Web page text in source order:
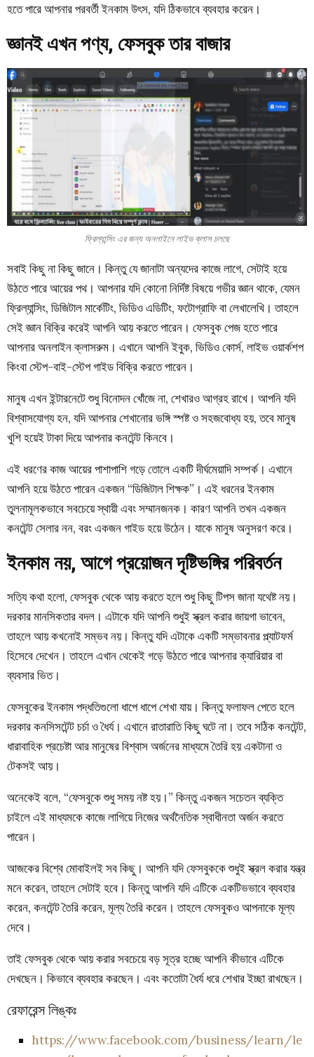
হতে পারে আপনার পরবর্তী ইনকাম উৎস, যদি ঠিকভাবে ব্যবহার করেন।
জ্ঞানই এখন পণ্য, ফেসবুক তার বাজার
ফ্রিল্যান্সিং এর জন্য অনলাইনে লাইভ ক্লাস চলছে
সবাই কিছু না কিছু জানে। কিন্তু যে জানাটা অন্যদের কাজে লাগে, সেটাই হয়ে
উঠতে পারে আয়ের পথ। আপনার যদি কোনো নির্দিষ্ট বিষয়ে গভীর জ্ঞান থাকে, যেমন
ফ্রিল্যান্সিং, ডিজিটাল মার্কেটিং, ভিডিও এডিটিং, ফটোগ্রাফি বা লেখালেখি। তাহলে
সেই জ্ঞান বিক্রি করেই আপনি আয় করতে পারেন। ফেসবুক পেজ হতে পারে
আপনার অনলাইন ক্লাসরুম। এখানে আপনি ইবুক, ভিডিও কোর্স, লাইভ ওয়ার্কশপ
কিংবা স্টেপ-বাই-স্টেপ গাইড বিক্রি করতে পারেন।
মানুষ এখন ইন্টারনেটে শুধু বিনোদন খোঁজে না, শেখারও আগ্রহ রাখে। আপনি যদি
বিশ্বাসযোগ্য হন, যদি আপনার শেখানোর ভঙ্গি স্পষ্ট ও সহজবোধ্য হয়, তবে মানুষ
খুশি হয়েই টাকা দিয়ে আপনার কনটেন্ট কিনবে।
এই ধরণের কাজ আয়ের পাশাপাশি গড়ে তোলে একটি দীর্ঘমেয়াদি সম্পর্ক। এখানে
আপনি হয়ে উঠতে পারেন একজন “ডিজিটাল শিক্ষক”। এই ধরনের ইনকাম
তুলনামূলকভাবে সবচেয়ে স্থায়ী এবং সম্মানজনক। কারণ আপনি তখন একজন
কনটেন্ট সেলার নন, বরং একজন গাইড হয়ে উঠেন। যাকে মানুষ অনুসরণ করে।
ইনকাম নয়, আগে প্রয়োজন দৃষ্টিভঙ্গির পরিবর্তন
সত্যি কথা হলো, ফেসবুক থেকে আয় করতে হলে শুধু কিছু টিপস জানা যথেষ্ট নয়।
দরকার মানসিকতার বদল। এটাকে যদি আপনি শুধুই স্ক্রল করার জায়গা ভাবেন,
তাহলে আয় কখনোই সম্ভব নয়। কিন্তু যদি এটাকে একটি সম্ভাবনার প্ল্যাটফর্ম
হিসেবে দেখেন। তাহলে এখান থেকেই গড়ে উঠতে পারে আপনার ক্যারিয়ার বা
ব্যবসার ভিত।
ফেসবুকের ইনকাম পদ্ধতিগুলো ধাপে ধাপে শেখা যায়। কিন্তু ফলাফল পেতে হলে
দরকার কনসিসটেন্ট চর্চা ও ধৈর্য। এখানে রাতারাতি কিছু ঘটে না। তবে সঠিক কনটেন্ট,
ধারাবাহিক প্রচেষ্টা আর মানুষের বিশ্বাস অর্জনের মাধ্যমে তৈরি হয় একটানা ও
টেকসই আয়।
অনেকেই বলে, “ফেসবুকে শুধু সময় নষ্ট হয়।” কিন্তু একজন সচেতন ব্যক্তি
চাইলে এই মাধ্যমকে কাজে লাগিয়ে নিজের অর্থনৈতিক স্বাধীনতা অর্জন করতে
পারেন।
আজকের বিশ্বে মোবাইলই সব কিছু। আপনি যদি ফেসবুককে শুধুই স্ক্রল করার যন্ত্র
মনে করেন, তাহলে সেটাই হবে। কিন্তু আপনি যদি এটিকে একটিভভাবে ব্যবহার
করেন, কনটেন্ট তৈরি করেন, মূল্য তৈরি করেন। তাহলে ফেসবুকও আপনাকে মূল্য
দেবে।
তাই ফেসবুক থেকে আয় করার সবচেয়ে বড় সূত্র হচ্ছে আপনি কীভাবে এটিকে
দেখছেন। কিভাবে ব্যবহার করছেন। এবং কতোটা ধৈর্য ধরে শেখার ইচ্ছা রাখছেন।
রেফারেন্স লিঙ্কঃ
https://www.facebook.com/business/learn/le